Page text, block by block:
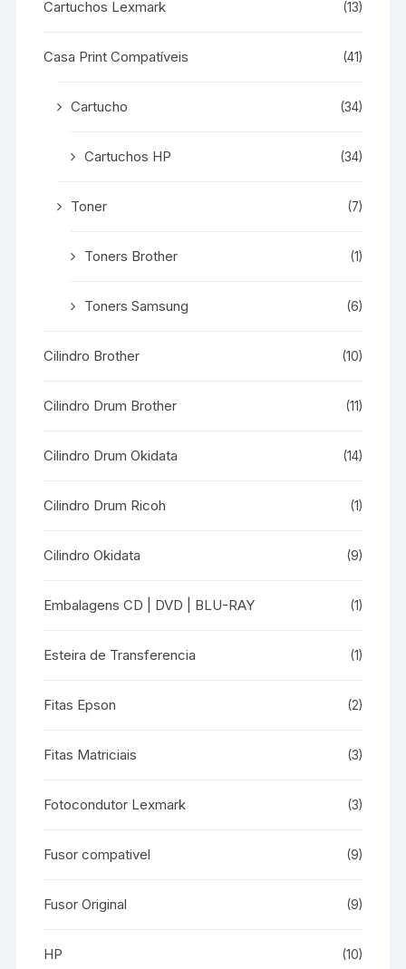
Cartuchos Lexmark (13)
Casa Print Compatíveis (41)
Cartucho (34)
Cartuchos HP (34)
Toner (7)
Toners Brother (1)
Toners Samsung (6)
Cilindro Brother (10)
Cilindro Drum Brother (11)
Cilindro Drum Okidata (14)
Cilindro Drum Ricoh (1)
Cilindro Okidata (9)
Embalagens CD | DVD | BLU-RAY (1)
Esteira de Transferencia (1)
Fitas Epson (2)
Fitas Matriciais (3)
Fotocondutor Lexmark (3)
Fusor compativel (9)
Fusor Original (9)
HP (10)